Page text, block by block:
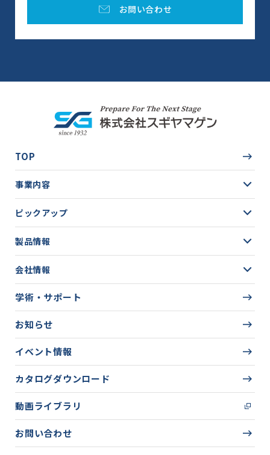
お問い合わせ
TOP
事業内容
ピックアップ
製品情報
会社情報
学術・サポート
お知らせ
イベント情報
カタログダウンロード
動画ライブラリ
お問い合わせ